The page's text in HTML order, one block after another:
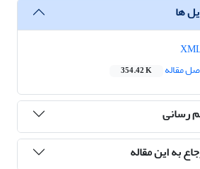
ها
مقاله
354.42 K
رسانی
به این مقاله